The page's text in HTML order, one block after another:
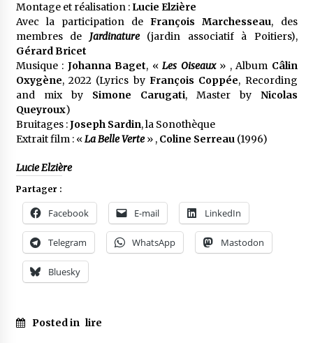
Montage et réalisation : Lucie Elzière
Avec la participation deFrançois Marchesseau, des
membres de Jardinature(jardin associatif à Poitiers),
Gérard Bricet
Musique : Johanna Baget, « Les Oiseaux» , Album Câlin
Oxygène, 2022 (Lyrics by François Coppée, Recording
and mix by Simone Carugati, Master by Nicolas
Queyroux)
Bruitages :Joseph Sardin, la Sonothèque
Extrait film : «La Belle Verte» , Coline Serreau(1996)
Lucie Elzière
Partager :
Facebook E-mail LinkedIn
Telegram WhatsApp Mastodon
Bluesky
Posted in lire